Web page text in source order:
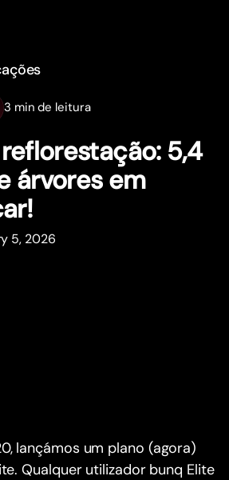
3 min de leitura
5,4
árvores em
5, 2026
lançámos um plano (agora)
Qualquer utilizador bunq Elite